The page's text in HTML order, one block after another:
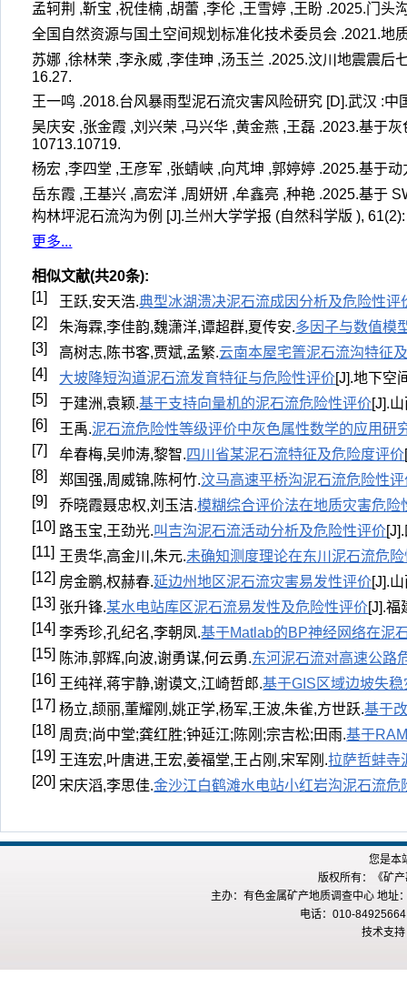
孟轲荆 ,靳宝 ,祝佳楠 ,胡蕾 ,李伦 ,王雪婷 ,王盼 .2025.门
全国自然资源与国土空间规划标准化技术委员会 .2021.地
苏娜 ,徐林荣 ,李永威 ,李佳珅 ,汤玉兰 .2025.汶川地震震
16.27.
王一鸣 .2018.台风暴雨型泥石流灾害风险研究 [D].武汉 :中
吴庆安 ,张金霞 ,刘兴荣 ,马兴华 ,黄金燕 ,王磊 .2023.基于
10713.10719.
杨宏 ,李四堂 ,王彦军 ,张蜻峡 ,向芃坤 ,郭婷婷 .2025.基于
岳东霞 ,王基兴 ,高宏洋 ,周妍妍 ,牟鑫亮 ,种艳 .2025.基
构林坪泥石流沟为例 [J].兰州大学学报 (自然科学版 ),
更多...
相似文献(共20条):
[1]
王跃,安天浩.典型冰湖溃决泥石流成因分析及危险性评
[2]
朱海霖,李佳韵,魏潇洋,谭超群,夏传安.多因子与数值模
[3]
高树志,陈书客,贾斌,孟繁.云南本屋宅箐泥石流沟特征
[4]
大坡降短沟道泥石流发育特征与危险性评价[J].地下空
[5]
于建洲,袁颖.基于支持向量机的泥石流危险性评价[J].
[6]
王禹.泥石流危险性等级评价中灰色属性数学的应用研
[7]
牟春梅,吴帅涛,黎智.四川省某泥石流特征及危险度评价
[8]
郑国强,周威锦,陈柯竹.汶马高速平桥沟泥石流危险性
[9]
乔晓霞聂忠权,刘玉洁.模糊综合评价法在地质灾害危险
[10] 路玉宝,王劲光.叫吉沟泥石流活动分析及危险性评价
[11] 王贵华,高金川,朱元.未确知测度理论在东川泥石流危
[12] 房金鹏,权赫春.延边州地区泥石流灾害易发性评价[J].
[13] 张升锋.某水电站库区泥石流易发性及危险性评价[J].福
[14] 李秀珍,孔纪名,李朝凤.基于Matlab的BP神经网络在泥
[15] 陈沛,郭辉,向波,谢勇谋,何云勇.东河泥石流对高速公路
[16] 王纯祥,蒋宇静,谢谟文,江崎哲郎.基于GIS区域边坡失
[17] 杨立,颉丽,董耀刚,姚正学,杨军,王波,朱雀,方世跃.基于
[18] 周贲;尚中堂;龚红胜;钟延江;陈刚;宗吉松;田雨.基于
[19] 王连宏,叶唐进,王宏,姜福堂,王占刚,宋军刚.拉萨哲蚌寺
[20] 宋庆滔,李思佳.金沙江白鹤滩水电站小红岩沟泥石流危
您是
版权所有：《矿
主办：有色金属矿产地质调查中心 地址
电话：010-
技术支